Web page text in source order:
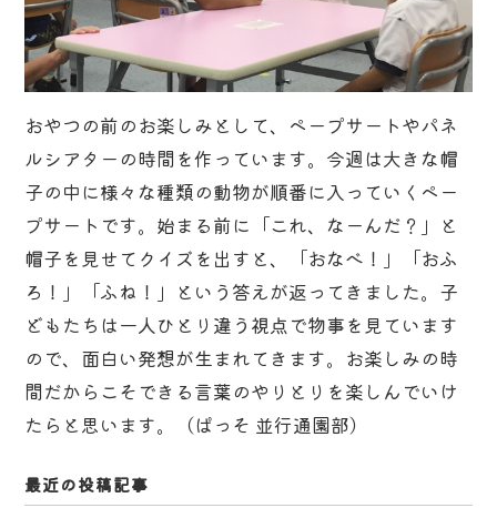
おやつの前のお楽しみとして、ペープサートやパネ
ルシアターの時間を作っています。今週は大きな帽
子の中に様々な種類の動物が順番に入っていくペー
プサートです。始まる前に「これ、なーんだ？」と
帽子を見せてクイズを出すと、「おなべ！」「おふ
ろ！」「ふね！」という答えが返ってきました。子
どもたちは一人ひとり違う視点で物事を見ています
ので、面白い発想が生まれてきます。お楽しみの時
間だからこそできる言葉のやりとりを楽しんでいけ
たらと思います。（ぱっそ 並行通園部）
最近の投稿記事